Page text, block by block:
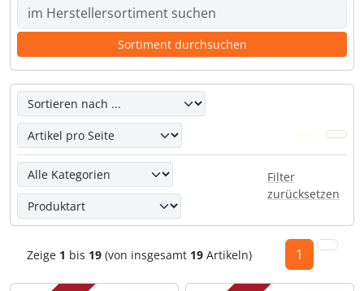
Hier kannst Du die nachfolgenden Artikel umsortieren
Hier kannst Du die nachfolgenden Artikel nach ihren
Filter
zurücksetzen
Zeige 1 bis 19(von insgesamt 19Artikeln) 1